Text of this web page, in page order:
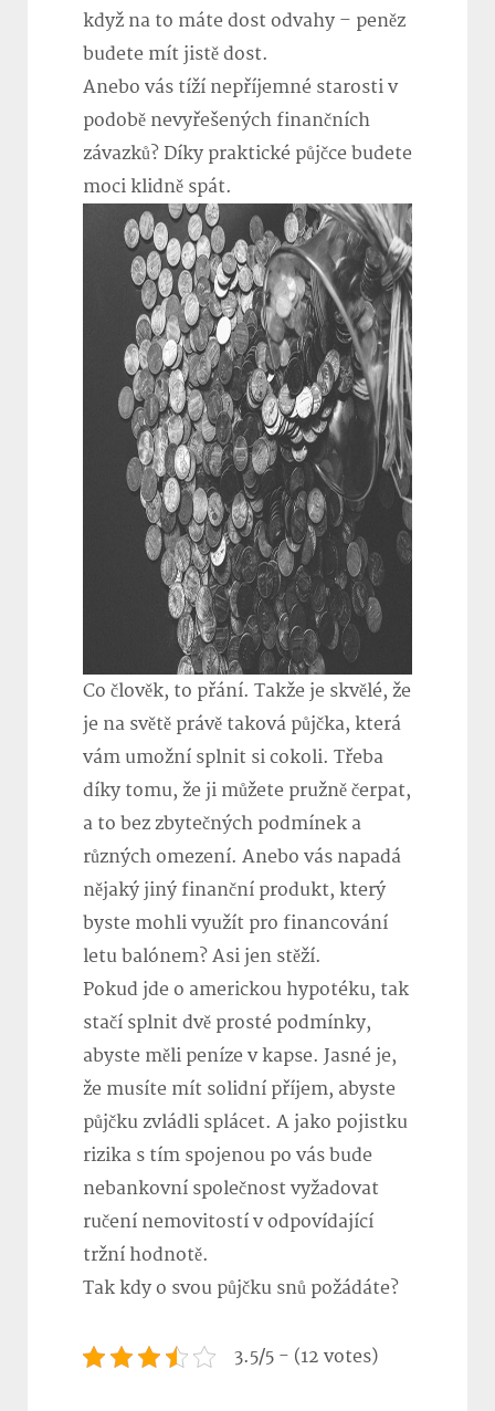
když na to máte dost odvahy – peněz
budete mít jistě dost.
Anebo vás tíží nepříjemné starosti v
podobě nevyřešených finančních
závazků? Díky praktické půjčce budete
moci klidně spát.
Co člověk, to přání. Takže je skvělé, že
je na světě právě taková půjčka, která
vám umožní splnit si cokoli. Třeba
díky tomu, že ji můžete pružně čerpat,
a to bez zbytečných podmínek a
různých omezení. Anebo vás napadá
nějaký jiný finanční produkt, který
byste mohli využít pro financování
letu balónem? Asi jen stěží.
Pokud jde o americkou hypotéku, tak
stačí splnit dvě prosté podmínky,
abyste měli peníze v kapse. Jasné je,
že musíte mít solidní příjem, abyste
půjčku zvládli splácet. A jako pojistku
rizika s tím spojenou po vás bude
nebankovní společnost vyžadovat
ručení nemovitostí v odpovídající
tržní hodnotě.
Tak kdy o svou půjčku snů požádáte?
3.5/5 - (12 votes)